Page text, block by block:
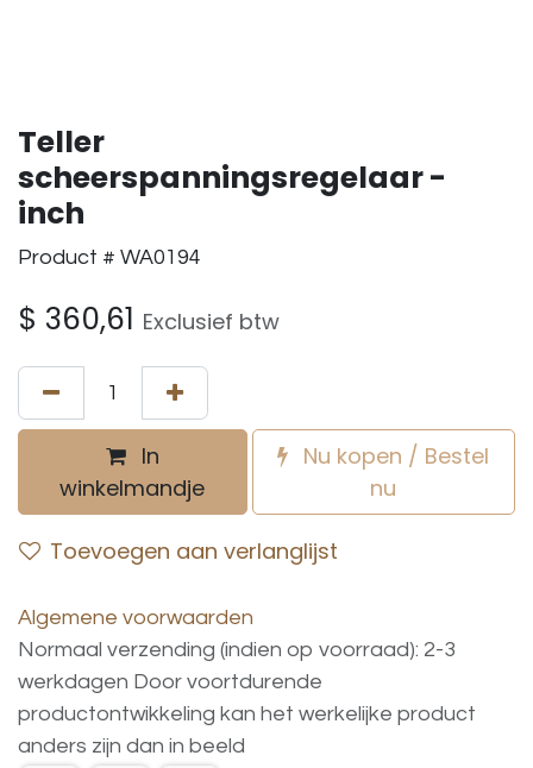
Teller
scheerspanningsregelaar -
inch
Product # WA0194
$ 360,61 Exclusief btw
In
winkelmandje
Nu kopen / Bestel
nu
Toevoegen aan verlanglijst
Algemene voorwaarden
Normaal verzending (indien op voorraad): 2-3
werkdagen Door voortdurende
productontwikkeling kan het werkelijke product
anders zijn dan in beeld